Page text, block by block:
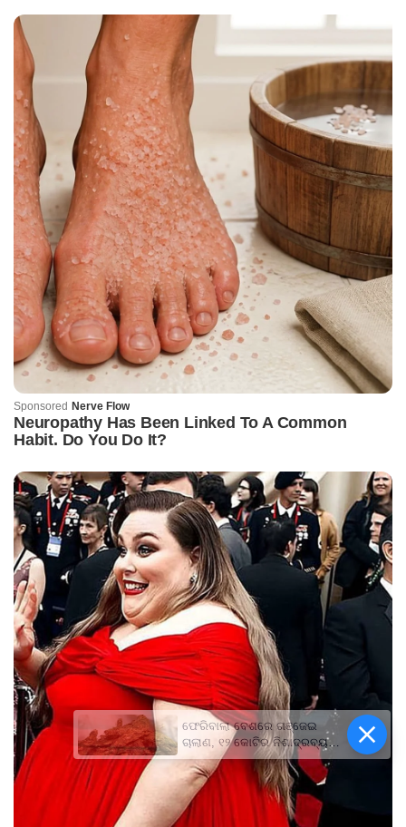
ଫେରିବାଲା ବେଶରେ ଗଞ୍ଜେଇ
ଚାଲାଣ, ୧୨ କୋଟିର ନିଶାଦ୍ରବ୍ୟ
ଜବତ